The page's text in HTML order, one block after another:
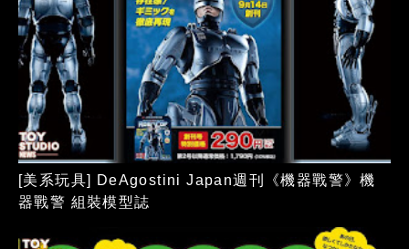
[美系玩具] DeAgostini Japan週刊《機器戰警》機
器戰警 組裝模型誌